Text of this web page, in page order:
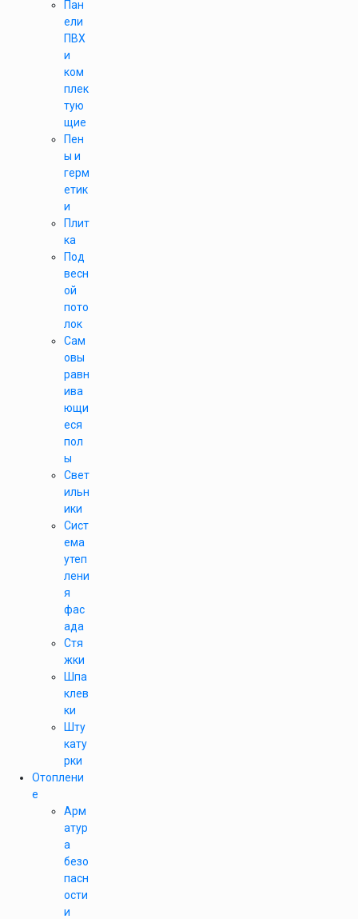
Пан
ели
ПВХ
и
ком
плек
тую
щие
Пен
ы и
герм
етик
и
Плит
ка
Под
весн
ой
пото
лок
Сам
овы
равн
ива
ющи
еся
пол
ы
Свет
ильн
ики
Сист
ема
утеп
лени
я
фас
ада
Стя
жки
Шпа
клев
ки
Шту
кату
рки
Отоплени
е
Арм
атур
а
безо
пасн
ости
и